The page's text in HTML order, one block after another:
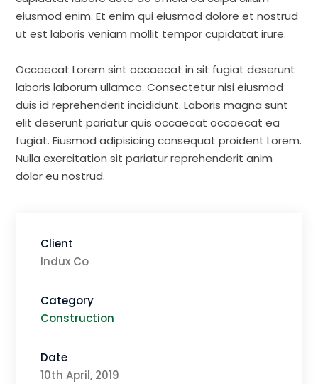
eiusmod enim. Et enim qui eiusmod dolore et nostrud
ut est laboris veniam mollit tempor cupidatat irure.
Occaecat Lorem sint occaecat in sit fugiat deserunt
laboris laborum ullamco. Consectetur nisi eiusmod
duis id reprehenderit incididunt. Laboris magna sunt
elit deserunt pariatur quis occaecat occaecat ea
fugiat. Eiusmod adipisicing consequat proident Lorem.
Nulla exercitation sit pariatur reprehenderit anim
dolor eu nostrud.
Client
Indux Co
Category
Construction
Date
10th April, 2019